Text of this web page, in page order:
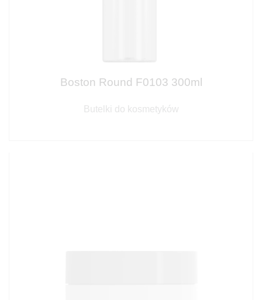
Boston Round F0103 300ml
Butelki do kosmetyków